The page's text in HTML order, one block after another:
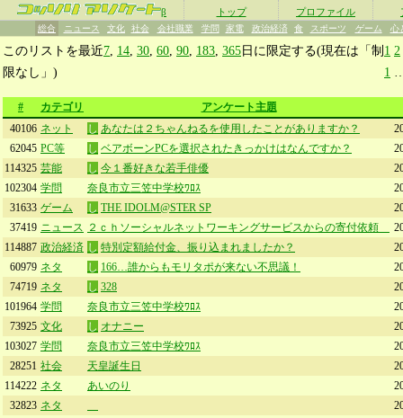
β トップ プロファイル
総合 ニュース 文化 社会 会社職業 学問 家電 政治経済 食 スポーツ ゲーム 心
このリストを最近7 14 30 60 90 183 365日に限定する(現在は「制
限なし」)
1 2
1
# カテゴリ
アンケート主題
40106 ネット し あなたは２ちゃんねるを使用したことがありますか？
62045 PC等 し ベアボーンPCを選択されたきっかけはなんですか？
114325 芸能 し 今１番好きな若手俳優
102304 学問 奈良市立三笠中学校ﾜﾛｽ
31633 ゲーム し THE IDOLM@STER SP
37419 ニュース ２ｃｈソーシャルネットワーキングサービスからの寄付依頼
114887 政治経済 し 特別定額給付金、振り込まれましたか？
60979 ネタ し 166…誰からもモリタポが来ない不思議！
74719 ネタ し 328
101964 学問 奈良市立三笠中学校ﾜﾛｽ
73925 文化 し オナニー
103027 学問 奈良市立三笠中学校ﾜﾛｽ
28251 社会 天皇誕生日
114222 ネタ あいのり
32823 ネタ